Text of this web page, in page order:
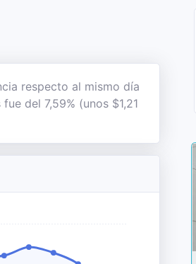
respecto al mismo día
del 7,59% (unos $1,21